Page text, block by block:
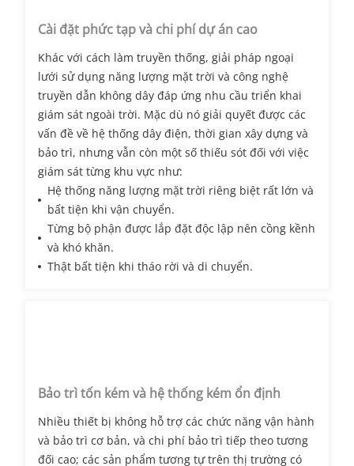
Cài đặt phức tạp và chi phí dự án cao
Khác với cách làm truyền thống, giải pháp ngoại
lưới sử dụng năng lượng mặt trời và công nghệ
truyền dẫn không dây đáp ứng nhu cầu triển khai
giám sát ngoài trời. Mặc dù nó giải quyết được các
vấn đề về hệ thống dây điện, thời gian xây dựng và
bảo trì, nhưng vẫn còn một số thiếu sót đối với việc
giám sát từng khu vực như:
Hệ thống năng lượng mặt trời riêng biệt rất lớn và
bất tiện khi vận chuyển.
Từng bộ phận được lắp đặt độc lập nên cồng kềnh
và khó khăn.
Thật bất tiện khi tháo rời và di chuyển.
Bảo trì tốn kém và hệ thống kém ổn định
Nhiều thiết bị không hỗ trợ các chức năng vận hành
và bảo trì cơ bản, và chi phí bảo trì tiếp theo tương
đối cao; các sản phẩm tương tự trên thị trường có